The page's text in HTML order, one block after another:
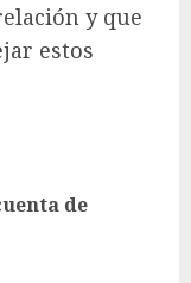
y que
estos
de